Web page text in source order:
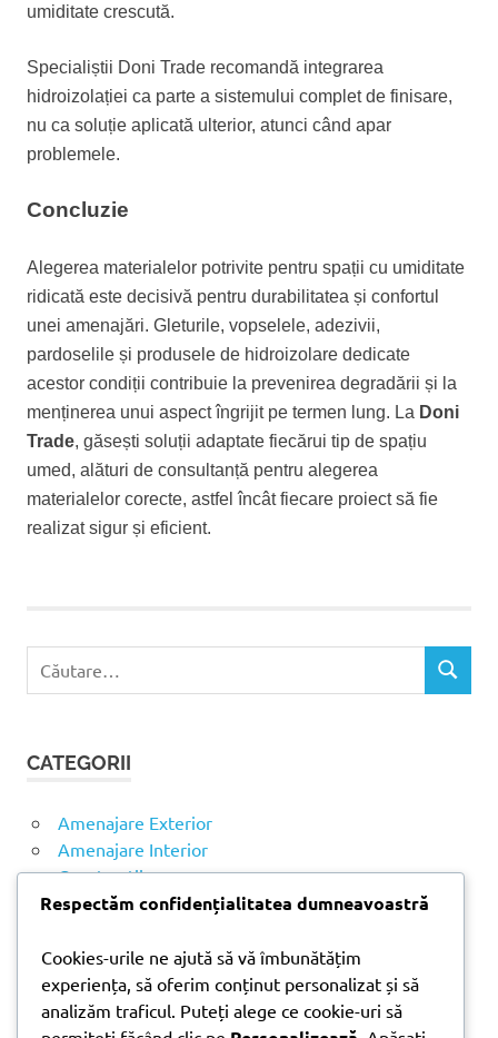
umiditate crescută.
Specialiștii Doni Trade recomandă integrarea
hidroizolației ca parte a sistemului complet de finisare,
nu ca soluție aplicată ulterior, atunci când apar
problemele.
Concluzie
Alegerea materialelor potrivite pentru spații cu umiditate
ridicată este decisivă pentru durabilitatea și confortul
unei amenajări. Gleturile, vopselele, adezivii,
pardoselile și produsele de hidroizolare dedicate
acestor condiții contribuie la prevenirea degradării și la
menținerea unui aspect îngrijit pe termen lung. La Doni
Trade, găsești soluții adaptate fiecărui tip de spațiu
umed, alături de consultanță pentru alegerea
materialelor corecte, astfel încât fiecare proiect să fie
realizat sigur și eficient.
doni
trade
ă
u
p
ă
C
CATEGORII
Amenajare Exterior
Amenajare Interior
Construcții
Noutăți
ARTICOLE RECENTE
Respectăm confidențialitatea dumneavoastră
Cookies-urile ne ajută să vă îmbunătățim
experiența, să oferim conținut personalizat și să
analizăm traficul. Puteți alege ce cookie-uri să